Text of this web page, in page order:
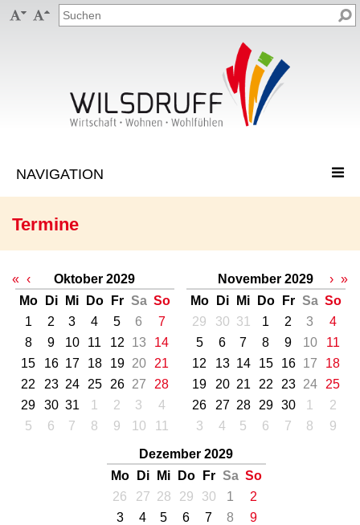
 
Termine
« ‹
Oktober 2029
Mo
Di Mi Do Fr Sa So
1
2 3 4 5 6
7
8
9 10 11 12 13
14
15
16 17 18 19 20
21
22
23 24 25 26 27
28
29
30 31 1 2 3
4
5
6 7 8 9 10 11
November 2029
Mo
Di Mi Do Fr Sa So
29
30 31 1 2 3
4
5
6 7 8 9 10
11
12
13 14 15 16 17
18
19
20 21 22 23 24
25
26
27 28 29 30 1
2
3
4 5 6 7 8 9
Dezember 2029
Mo
Di Mi Do Fr Sa So
26
27 28 29 30 1
2
3
4 5 6 7 8
9
› »